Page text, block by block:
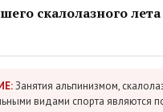
скалолазного
Занятия альпинизмом,
видами спорта являются